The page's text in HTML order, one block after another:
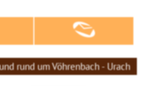
rund um Vöhrenbach - Urach